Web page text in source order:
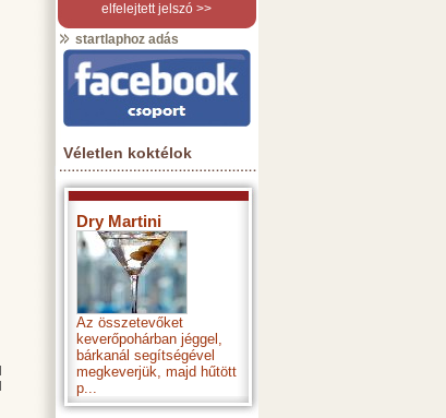
elfelejtett jelszó >>
startlaphoz adás
Véletlen koktélok
Dry Martini
Az összetevőket
keverőpohárban jéggel,
bárkanál segítségével
megkeverjük, majd hűtött
p...